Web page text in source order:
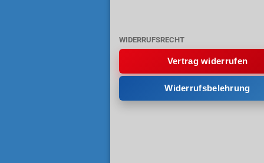
WIDERRUFSRECHT
Vertrag widerrufen
Widerrufsbelehrung